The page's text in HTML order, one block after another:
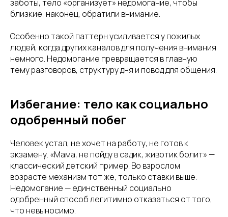
заботы, тело «организует» недомогание, чтобы
близкие, наконец, обратили внимание.
Особенно такой паттерн усиливается у пожилых
людей, когда других каналов для получения внимания
немного. Недомогание превращается в главную
тему разговоров, структуру дня и повод для общения.
Избегание: тело как социально
одобренный побег
Человек устал, не хочет на работу, не готов к
экзамену. «Мама, не пойду в садик, животик болит» —
классический детский пример. Во взрослом
возрасте механизм тот же, только ставки выше.
Недомогание — единственный социально
одобренный способ легитимно отказаться от того,
что невыносимо.